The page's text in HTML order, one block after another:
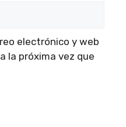
electrónico y web
la próxima vez que